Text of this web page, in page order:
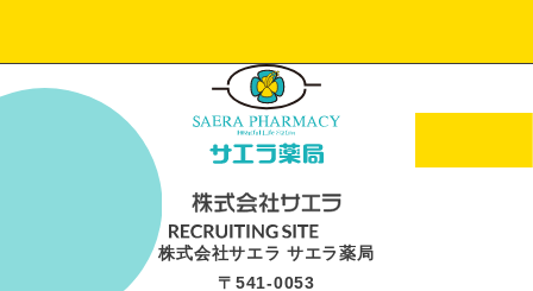
株式会社サエラ サエラ薬局
〒541-0053